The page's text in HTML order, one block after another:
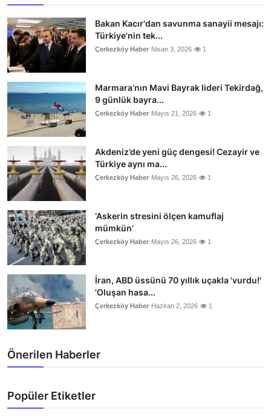
Bakan Kacır'dan savunma sanayii mesajı:
Türkiye'nin tek...
Çerkezköy Haber Nisan 3, 2026 1
Marmara’nın Mavi Bayrak lideri Tekirdağ,
9 günlük bayra...
Çerkezköy Haber Mayıs 21, 2026 1
Akdeniz’de yeni güç dengesi! Cezayir ve
Türkiye aynı ma...
Çerkezköy Haber Mayıs 26, 2026 1
‘Askerin stresini ölçen kamuflaj
mümkün’
Çerkezköy Haber Mayıs 26, 2026 1
İran, ABD üssünü 70 yıllık uçakla 'vurdu!'
'Oluşan hasa...
Çerkezköy Haber Haziran 2, 2026 1
Önerilen Haberler
Popüler Etiketler